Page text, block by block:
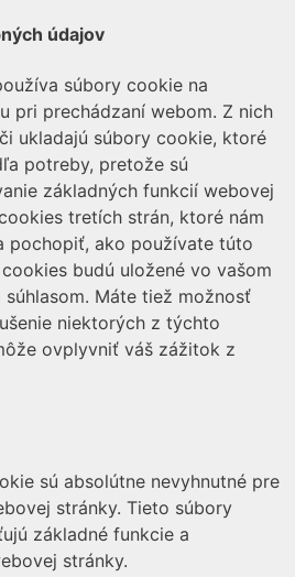
údajov
súbory cookie na
pri prechádzaní webom. Z nich
ukladajú súbory cookie, ktoré
potreby, pretože sú
základných funkcií webovej
tretích strán, ktoré nám
pochopiť, ako používate túto
budú uložené vo vašom
Máte tiež možnosť
niektorých z týchto
ovplyvniť váš zážitok z
sú absolútne nevyhnutné pre
stránky. Tieto súbory
základné funkcie a
stránky.